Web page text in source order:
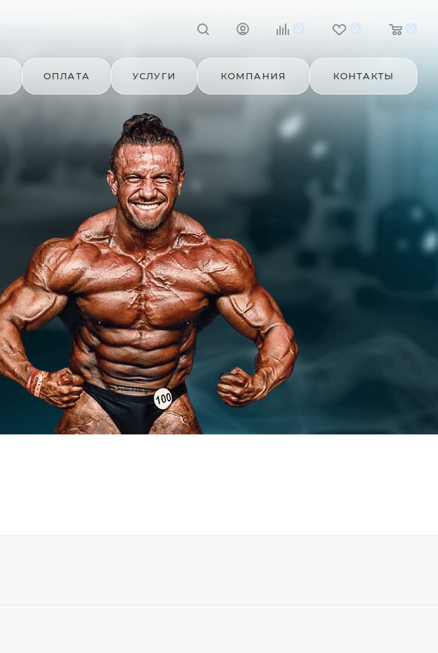
0 0 0
ОПЛАТА УСЛУГИ КОМПАНИЯ КОНТАКТЫ